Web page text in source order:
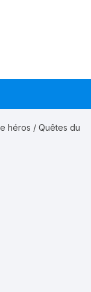
héros /Quêtes du